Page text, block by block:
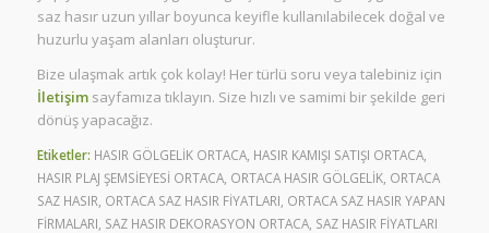
saz hasır uzun yıllar boyunca keyifle kullanılabilecek doğal ve
huzurlu yaşam alanları oluşturur.
Bize ulaşmak artık çok kolay! Her türlü soru veya talebiniz için
İletişimsayfamıza tıklayın. Size hızlı ve samimi bir şekilde geri
dönüş yapacağız.
Etiketler: HASIR GÖLGELİK ORTACA, HASIR KAMIŞI SATIŞI ORTACA,
HASIR PLAJ ŞEMSİEYESİ ORTACA, ORTACA HASIR GÖLGELİK, ORTACA
SAZ HASIR ORTACA SAZ HASIR FİYATLARI ORTACA SAZ HASIR YAPAN
FİRMALARI SAZ HASIR DEKORASYON ORTACA, SAZ HASIR FİYATLARI